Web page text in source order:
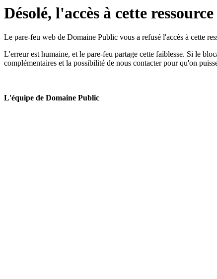
Désolé, l'accès à cette
Le pare-feu web de Domaine Public vous a refusé l'accès à cette
L'erreur est humaine, et le pare-feu partage cette faiblesse. Si le
complémentaires et la possibilité de nous contacter pour qu'on
L'équipe de Domaine Public